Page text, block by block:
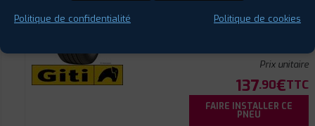
Prix unitaire
137.90€TTC
FAIRE INSTALLER CE
PNEU
Politique de confidentialité Politique de cookies